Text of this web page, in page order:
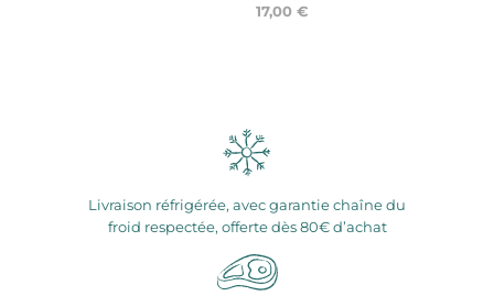
17,00 €
Livraison réfrigérée, avec garantie chaîne du
froid respectée, offerte dès 80€ d’achat